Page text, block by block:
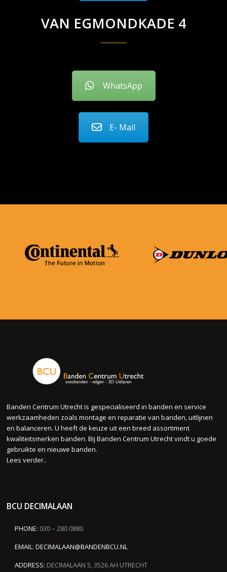
VAN EGMONDKADE 4
WhatsApp
E- Mail
Banden Centrum Utrecht is gespecialiseerd in banden en service
werkzaamheden zoals montage en reparatie van banden, uitlijnen
en balanceren. U heeft de keuze uit een breed assortiment
kwaliteitsmerken banden. Bij Banden Centrum Utrecht vindt u goede
gebruikte en nieuwe banden.
Lees verder..
BCU DECIMALAAN
PHONE: 030 – 280 0880
EMAIL: DECIMALAAN@BANDENBCU.NL
ADDRESS: DECIMALAAN 5, 3526 AH UTRECHT